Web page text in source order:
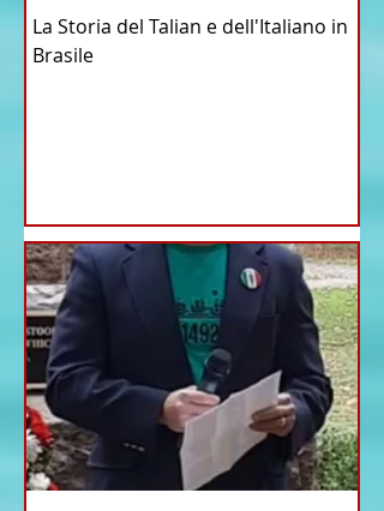
La Storia del Talian e dell'Italiano in
Brasile